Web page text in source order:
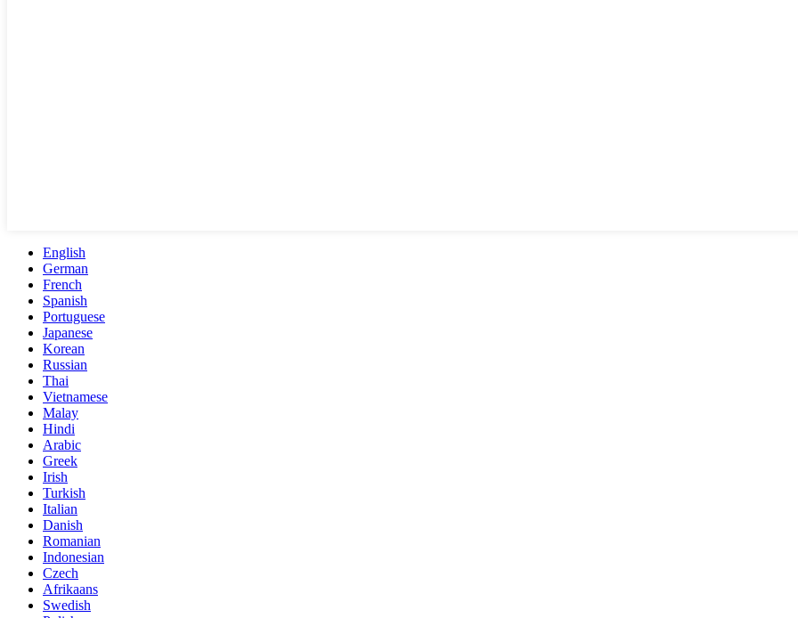
English
German
French
Spanish
Portuguese
Japanese
Korean
Russian
Thai
Vietnamese
Malay
Hindi
Arabic
Greek
Irish
Turkish
Italian
Danish
Romanian
Indonesian
Czech
Afrikaans
Swedish